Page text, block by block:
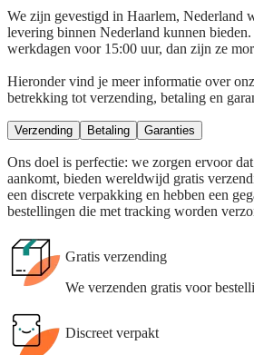
We zijn gevestigd in Haarlem, Nederland
levering binnen Nederland kunnen
werkdagen voor 15:00 uur, dan zijn ze
Hieronder vind je meer informatie over
betrekking tot verzending, betaling en
Verzending Betaling Garanties
Ons doel is perfectie: we zorgen ervoor
aankomt, bieden wereldwijd gratis
een discrete verpakking en hebben een
bestellingen die met tracking worden
Gratis verzending
We verzenden gratis voor
Discreet verpakt